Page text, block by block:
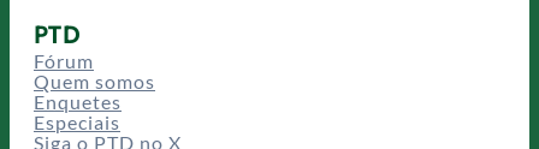
PTD
Fórum
Quem somos
Enquetes
Especiais
Siga o PTD no X